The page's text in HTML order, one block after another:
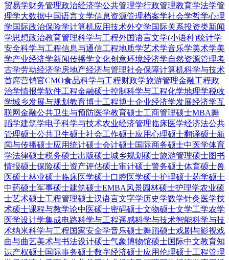
贸易学财务管理政治经济学公共管理学行政管理教育学法学管
理学大数据中国语言文学信息资源管理档案学社会学哲学心理
学国际政治保险学计算机应用技术外交学国际关系投资类新闻
学思想政治教育管理科学与工程外国语言文学(小语种)统计学
安全科学与工程信息与通信工程地质学艺术学音乐学美术学美
学产业经济学新闻传播学文化创意环境经济学自然资源管理考
古学劳动经济学房地产经济与管理社会保障计算机科学与技术
首席营销官CMO食品科学与工程财政学旅游管理金融工程政
治学情报学软件工程金融硕士控制科学与工程化学地理学税收
学城乡发展与规划 教育博士工程博士企业经济学发展经济学互
联网金融公共卫生与预防医学教育硕士工商管理硕士MBA舞
蹈学建筑学电子科学与技术农业经济管理临床医学经济法公共
管理硕士公共卫生硕士社会工作硕士应用心理硕士翻译硕士新
闻与传播硕士应用统计硕士会计硕士国际商务硕士中医学体育
学法律硕士税务硕士出版硕士城乡规划硕士旅游管理硕士图书
情报硕士保险硕士资产评估硕士审计硕士警务硕士体育硕士兽
医硕士林业硕士临床医学硕士口腔医学硕士护理硕士药学硕士
中药硕士军事硕士建筑硕士EMBA 风景园林硕士护理学农业硕
士艺术硕士工程管理硕士汉语言文字学历史学数学针灸 医学技
术硕士课程与教学论中医硕士密码硕士文物硕士文学工学农学
医学设计学集成电路科学与工程遥感科学与技术智能科学与技
术纳米科学与工程国家安全学音乐硕士舞蹈硕士戏剧与影视戏
曲与曲艺美术与书法设计硕士气象博物馆硕士国际中文教育知
识产权硕士国际事务硕士数字经济硕士应用伦理硕士工程管理